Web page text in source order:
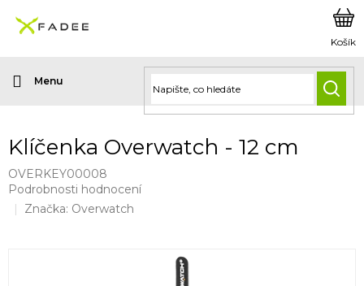
obsah
Klíčenka Overwatch - 12 cm
OVERKEY00008
Průměrné
hodnocení
Podrobnosti hodnocení
Značka: Overwatch